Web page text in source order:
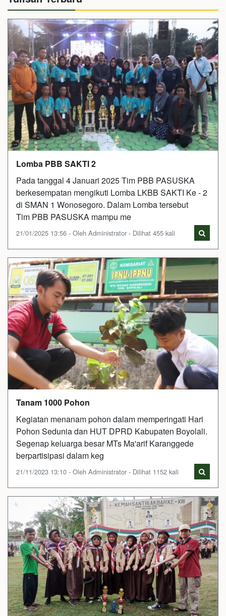
Lomba PBB SAKTI 2
Pada tanggal 4 Januari 2025 Tim PBB PASUSKA
berkesempatan mengikuti Lomba LKBB SAKTI Ke - 2
di SMAN 1 Wonosegoro. Dalam Lomba tersebut
Tim PBB PASUSKA mampu me
21/01/2025 13:56 - Oleh Administrator - Dilihat 455 kali
Tanam 1000 Pohon
Kegiatan menanam pohon dalam memperingati Hari
Pohon Sedunia dan HUT DPRD Kabupaten Boyolali.
Segenap keluarga besar MTs Ma'arif Karanggede
berpartisipasi dalam keg
21/11/2023 13:10 - Oleh Administrator - Dilihat 1152 kali